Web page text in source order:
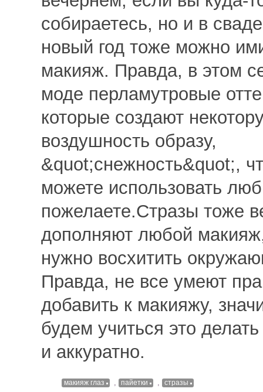
собираетесь, но и в
новый год тоже можно
макияж. Правда, в этом
моде перламутровые
которые создают
воздушность образу,
&quot;снежность&quot;,
можете использовать
пожелаете.Стразы тоже
дополняют любой
нужно восхитить
Правда, не все умеют
добавить к макияжу,
будем учиться это
и аккуратно.
макияж глаз , пайетки , стразы